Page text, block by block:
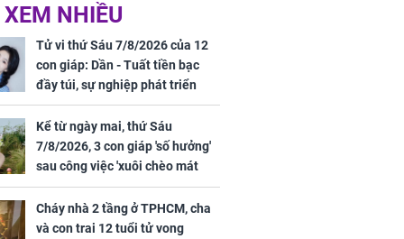
đúng
bình dân
TPHCM, cha và con
trai 12 tuổi tử vong
thương tâm
nam diễn
khi than
NHIỀU
Tử vi thứ Sáu 7/8/2026 của 12
con giáp: Dần - Tuất tiền bạc
đầy túi, sự nghiệp phát triển
hưng thịnh, Mão - Thân tài lộc
ảm đạm, mọi sự khó thành công
mỹ mãn
Kể từ ngày mai, thứ Sáu
7/8/2026, 3 con giáp 'số hưởng'
sau công việc 'xuôi chèo mát
mái', tiền tài 'thu về như nước',
tình duyên viên mãn
Cháy nhà 2 tầng ở TPHCM, cha
và con trai 12 tuổi tử vong